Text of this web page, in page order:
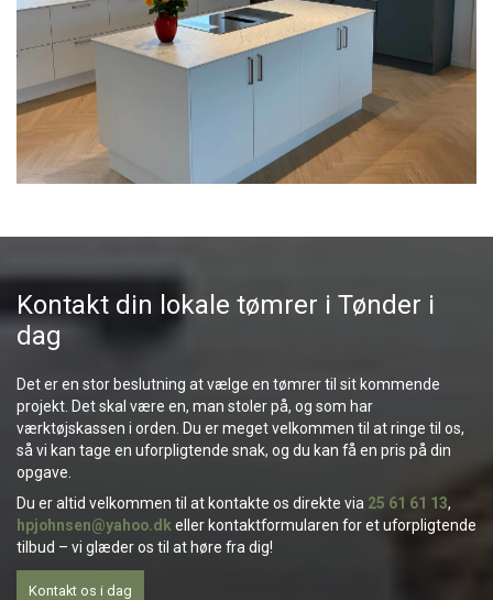
Kontakt din lokale tømrer i Tønder i
dag
Det er en stor beslutning at vælge en tømrer til sit kommende
projekt. Det skal være en, man stoler på, og som har
værktøjskassen i orden. Du er meget velkommen til at ringe til os,
så vi kan tage en uforpligtende snak, og du kan få en pris på din
opgave.
Du er altid velkommen til at kontakte os direkte via 25 61 61 13,
hpjohnsen@yahoo.dk eller kontaktformularen for et uforpligtende
tilbud – vi glæder os til at høre fra dig!
Kontakt os i dag